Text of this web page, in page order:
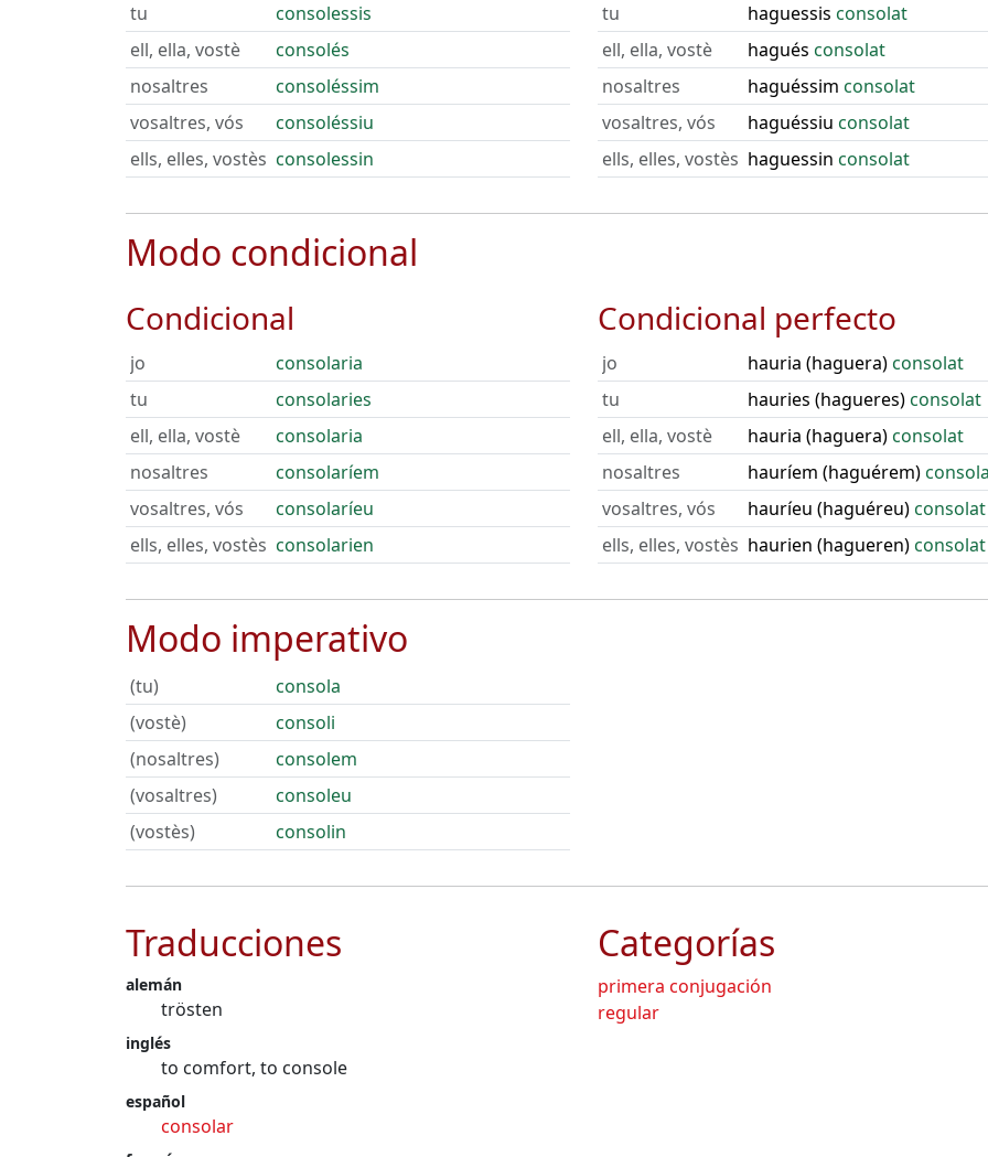
tu
consolessis
ell, ella, vostè
consolés
nosaltres
consoléssim
vosaltres, vós
consoléssiu
ells, elles, vostès consolessin
tu
haguessis consolat
ell, ella, vostè
hagués consolat
nosaltres
haguéssim consolat
vosaltres, vós
haguéssiu consolat
ells, elles, vostès haguessin consolat
Modo condicional
Condicional
jo
consolaria
tu
consolaries
ell, ella, vostè
consolaria
nosaltres
consolaríem
vosaltres, vós
consolaríeu
ells, elles, vostès consolarien
Condicional perfecto
jo hauria (haguera)consolat
tu
hauries (hagueres)consolat
ell, ella, vostè
hauria (haguera)consolat
nosaltres
hauríem (haguérem)
vosaltres, vós
hauríeu (haguéreu)consolat
ells, elles, vostès haurien (hagueren)consolat
Modo imperativo
(tu)
consola
(vostè)
consoli
(nosaltres)
consolem
(vosaltres)
consoleu
(vostès)
consolin
Categorías
primera conjugación
regular
Traducciones
alemán
trösten
inglés
to comfort, to console
español
consolar